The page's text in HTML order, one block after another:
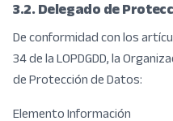
3.2. Delegado de
De conformidad con los
34 de la LOPDGDD, la
de Protección de Datos:
Elemento Información